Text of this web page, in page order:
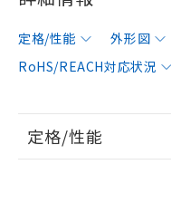
定格/性能 外形図
RoHS/REACH対応状況
定格/性能